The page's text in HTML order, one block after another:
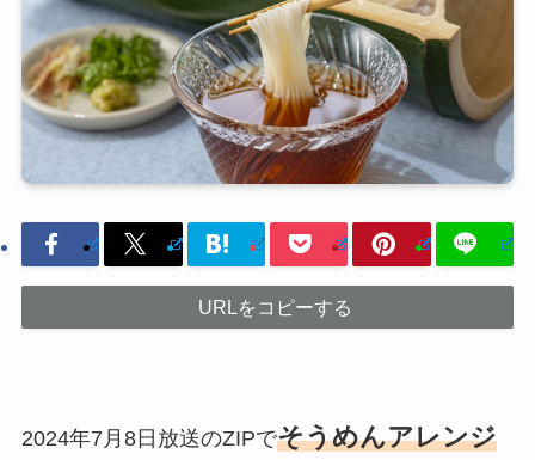
URLをコピーする
2024年7月8日放送のZIPでそうめんアレンジ